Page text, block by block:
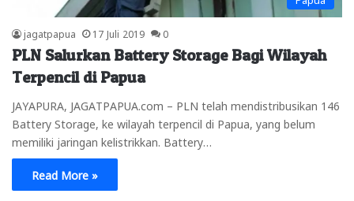
jagatpapua 17 Juli 2019 0
PLN Salurkan Battery Storage Bagi Wilayah
Terpencil di Papua
JAYAPURA, JAGATPAPUA.com – PLN telah mendistribusikan 146
Battery Storage, ke wilayah terpencil di Papua, yang belum
memiliki jaringan kelistrikkan. Battery…
Read More »